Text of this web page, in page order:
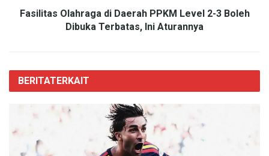
Fasilitas Olahraga di Daerah PPKM Level 2-3 Boleh
Dibuka Terbatas, Ini Aturannya
BERITATERKAIT